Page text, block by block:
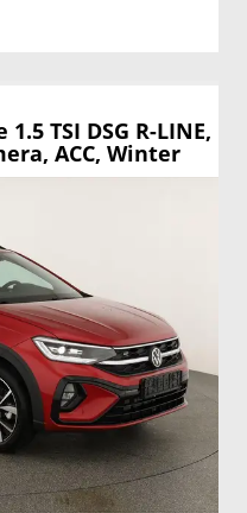
1.5 TSI DSG R-LINE,
ACC, Winter